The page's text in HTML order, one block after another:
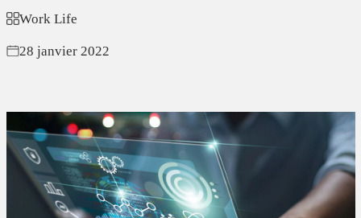
Work Life
28 janvier 2022